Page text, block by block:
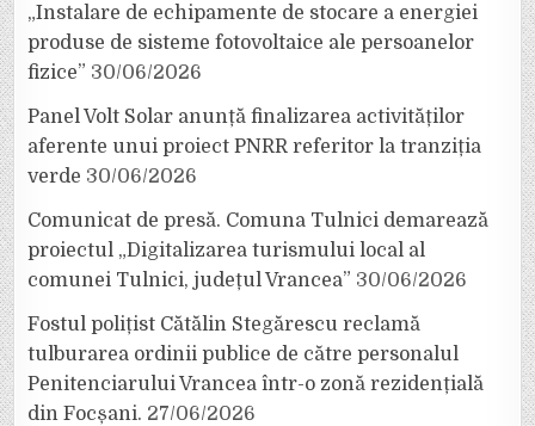
„Instalare de echipamente de stocare a energiei
produse de sisteme fotovoltaice ale persoanelor
fizice” 30/06/2026
Panel Volt Solar anunță finalizarea activităților
aferente unui proiect PNRR referitor la tranziția
verde 30/06/2026
Comunicat de presă. Comuna Tulnici demarează
proiectul „Digitalizarea turismului local al
comunei Tulnici, județul Vrancea” 30/06/2026
Fostul polițist Cătălin Stegărescu reclamă
tulburarea ordinii publice de către personalul
Penitenciarului Vrancea într-o zonă rezidențială
din Focșani. 27/06/2026